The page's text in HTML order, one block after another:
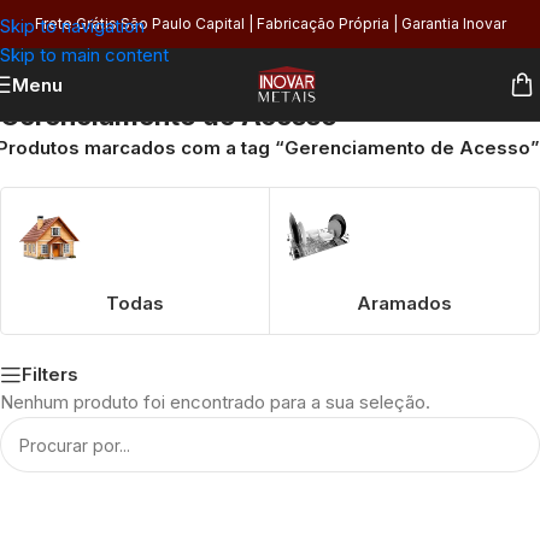
Skip to navigation
Skip to main content
Frete Grátis São Paulo Capital | Fabricação Própria | Garantia Inovar
Menu
Gerenciamento de Acesso
marcados com a tag “Gerenciamento de Acesso”
Todas Aramados
Filters
Nenhum produto foi encontrado para a sua seleção.